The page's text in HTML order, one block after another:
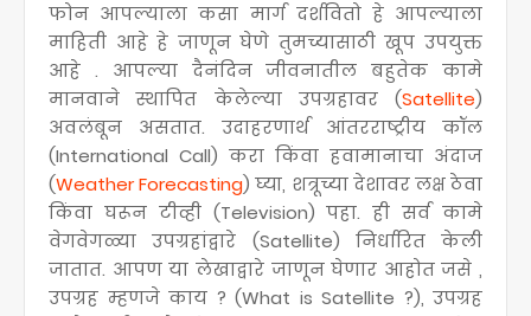
फोन आपल्याला कसा मार्ग दर्शवितो हे आपल्याला
माहिती आहे हे जाणून घेणे तुमच्यासाठी खूप उपयुक्त
आहे . आपल्या दैनंदिन जीवनातील बहुतेक कामे
मानवाने स्थापित केलेल्या उपग्रहावर (Satellite)
अवलंबून असतात. उदाहरणार्थ आंतरराष्ट्रीय कॉल
(International Call) करा किंवा हवामानाचा अंदाज
(Weather Forecasting) घ्या, शत्रूच्या देशावर लक्ष ठेवा
किंवा घरून टीव्ही (Television) पहा. ही सर्व कामे
वेगवेगळ्या उपग्रहांद्वारे (Satellite) निर्धारित केली
जातात. आपण या लेखाद्वारे जाणून घेणार आहोत जसे ,
उपग्रह म्हणजे काय ? (What is Satellite ?), उपग्रह